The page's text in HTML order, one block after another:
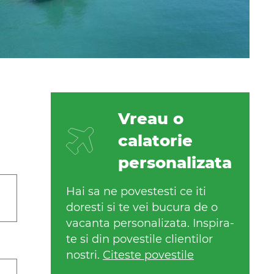
Vreau o
calatorie
personalizata
Hai sa ne povestesti ce iti
doresti si te vei bucura de o
vacanta personalizata. Inspira-
te si din povestile clientilor
nostri. Citeste povestile